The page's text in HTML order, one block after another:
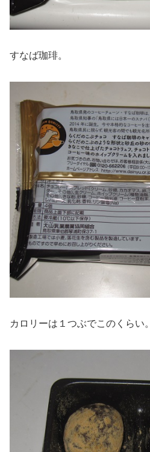
すなば珈琲。
カロリーは１つぶでこのくらい。